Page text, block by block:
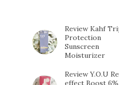
Review Kahf
Protection
Sunscreen
Moisturizer
Review Y.O.U
effect Boost 6%